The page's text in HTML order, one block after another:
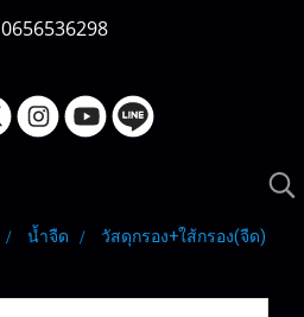
0656536298
น้ำจืด
วัสดุกรอง+ใส้กรอง(จืด)